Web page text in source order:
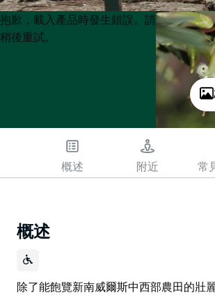
Product
List
Product
List
抱歉，載入產品時發生錯誤。請
稍後重試。
概述 附近 常
概述
除了能飽覽新南威爾斯中西部農田的壯